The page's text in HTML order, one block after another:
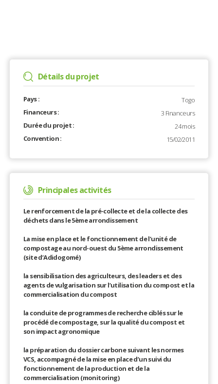
Détails du projet
Pays :
Togo
Financeurs :
3 Financeurs
Durée du projet :
24 mois
Convention :
15/02/2011
Principales activités
Le renforcement de la pré-collecte et de la collecte des
déchets dans le 5ème arrondissement
La mise en place et le fonctionnement de l’unité de
compostage au nord-ouest du 5ème arrondissement
(site d’Adidogomé)
la sensibilisation des agriculteurs, des leaders et des
agents de vulgarisation sur l’utilisation du compost et la
commercialisation du compost
la conduite de programmes de recherche ciblés sur le
procédé de compostage, sur la qualité du compost et
son impact agronomique
la préparation du dossier carbone suivant les normes
VCS, accompagné de la mise en place d’un suivi du
fonctionnement de la production et de la
commercialisation (monitoring)